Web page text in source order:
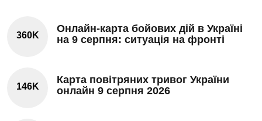
360K
Онлайн-карта бойових дій в Україні
на 9 серпня: ситуація на фронті
146K
Карта повітряних тривог України
онлайн 9 серпня 2026